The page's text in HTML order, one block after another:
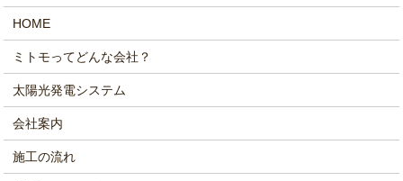
HOME
ミトモってどんな会社？
太陽光発電システム
会社案内
施工の流れ